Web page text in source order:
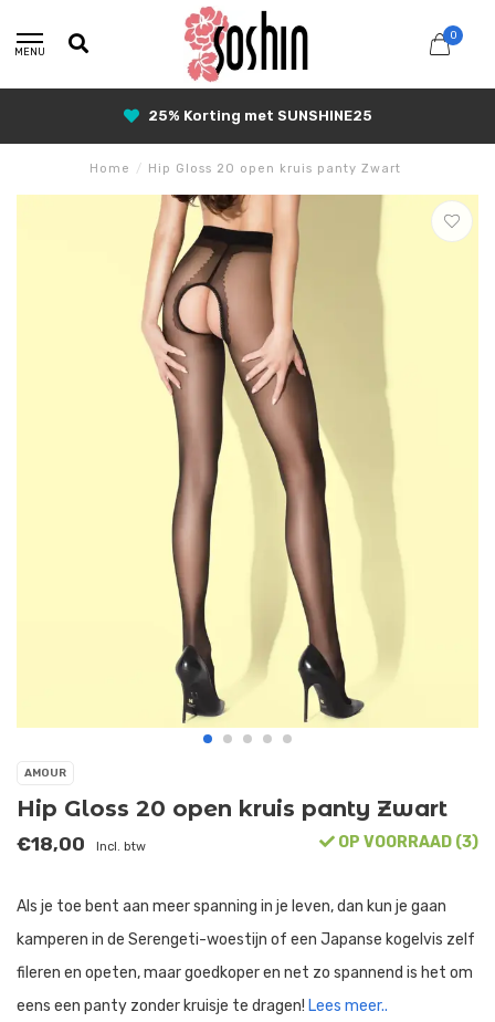
MENU
0
25% Korting met SUNSHINE25
Home / Hip Gloss 20 open kruis panty Zwart
AMOUR
Hip Gloss 20 open kruis panty Zwart
€18,00 Incl. btw OP VOORRAAD (3)
Als je toe bent aan meer spanning in je leven, dan kun je gaan
kamperen in de Serengeti-woestijn of een Japanse kogelvis zelf
fileren en opeten, maar goedkoper en net zo spannend is het om
eens een panty zonder kruisje te dragen! Lees meer..